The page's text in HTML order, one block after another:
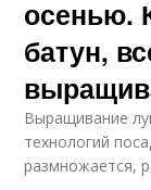
осенью.
батун,
Выращивание
технологий
размножается,